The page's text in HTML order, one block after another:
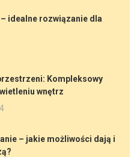
idealne rozwiązanie dla
Kompleksowy
wnętrz
– jakie możliwości dają i